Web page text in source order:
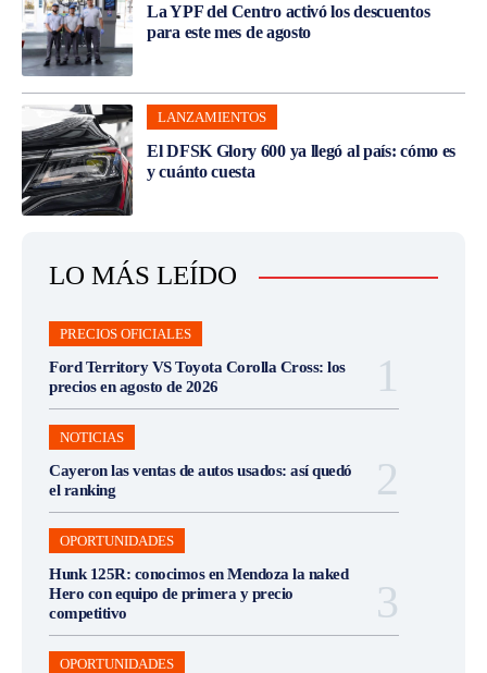
La YPF del Centro activó los descuentos
para este mes de agosto
LANZAMIENTOS
El DFSK Glory 600 ya llegó al país: cómo es
y cuánto cuesta
LO MÁS LEÍDO
PRECIOS OFICIALES
Ford Territory VS Toyota Corolla Cross: los
precios en agosto de 2026
NOTICIAS
Cayeron las ventas de autos usados: así quedó
el ranking
OPORTUNIDADES
Hunk 125R: conocimos en Mendoza la naked
Hero con equipo de primera y precio
competitivo
OPORTUNIDADES